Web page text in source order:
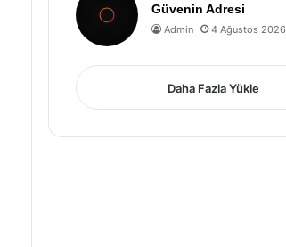
Güvenin Adresi
Admin 4 Ağustos 2026
Daha Fazla Yükle